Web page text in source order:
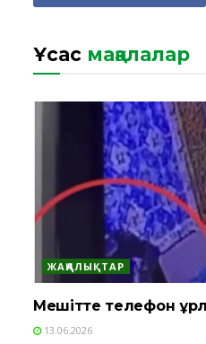
Ұқсас мақалалар
ЖАҢАЛЫҚТАР
Мешітте телефон
13.06.2026